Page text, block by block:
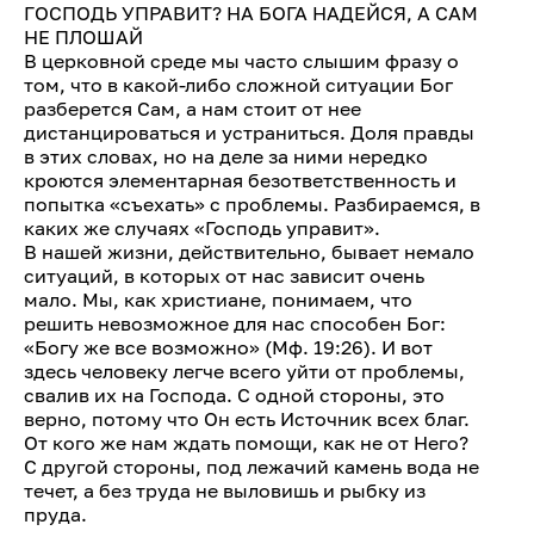
ГОСПОДЬ УПРАВИТ? НА БОГА НАДЕЙСЯ, А САМ
НЕ ПЛОШАЙ
В церковной среде мы часто слышим фразу о
том, что в какой-либо сложной ситуации Бог
разберется Сам, а нам стоит от нее
дистанцироваться и устраниться. Доля правды
в этих словах, но на деле за ними нередко
кроются элементарная безответственность и
попытка «съехать» с проблемы. Разбираемся, в
каких же случаях «Господь управит».
В нашей жизни, действительно, бывает немало
ситуаций, в которых от нас зависит очень
мало. Мы, как христиане, понимаем, что
решить невозможное для нас способен Бог:
«Богу же все возможно» (Мф. 19:26). И вот
здесь человеку легче всего уйти от проблемы,
свалив их на Господа. С одной стороны, это
верно, потому что Он есть Источник всех благ.
От кого же нам ждать помощи, как не от Него?
С другой стороны, под лежачий камень вода не
течет, а без труда не выловишь и рыбку из
пруда.